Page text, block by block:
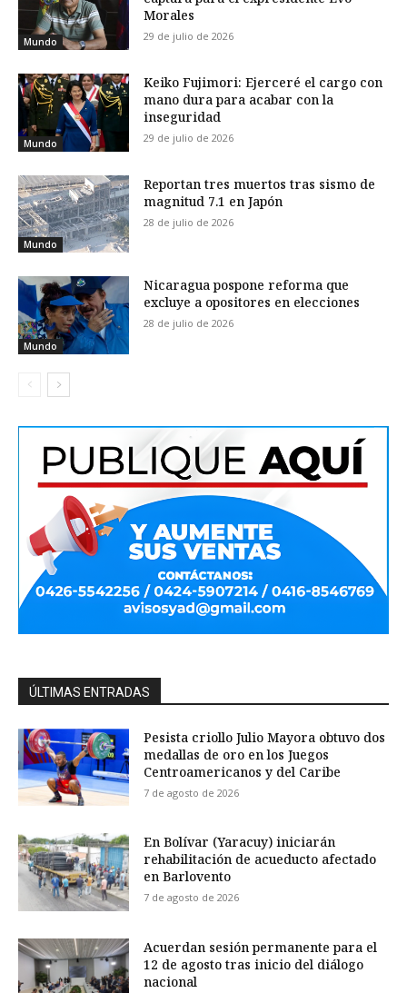
Mundo
Morales
29 de julio de 2026
Mundo
Keiko Fujimori: Ejerceré el cargo con
mano dura para acabar con la
inseguridad
29 de julio de 2026
Mundo
Reportan tres muertos tras sismo de
magnitud 7.1 en Japón
28 de julio de 2026
Mundo
Nicaragua pospone reforma que
excluye a opositores en elecciones
28 de julio de 2026
ÚLTIMAS ENTRADAS
Pesista criollo Julio Mayora obtuvo dos
medallas de oro en los Juegos
Centroamericanos y del Caribe
7 de agosto de 2026
En Bolívar (Yaracuy) iniciarán
rehabilitación de acueducto afectado
en Barlovento
7 de agosto de 2026
Acuerdan sesión permanente para el
12 de agosto tras inicio del diálogo
nacional